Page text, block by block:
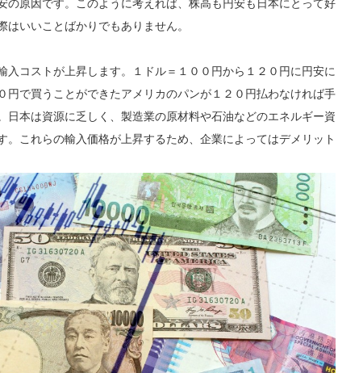
の原因です。このように考えれば、株高も円安も日本にとって好
いいことばかりでもありません。
入コストが上昇します。１ドル＝１００円から１２０円に円安に
円で買うことができたアメリカのパンが１２０円払わなければ手
日本は資源に乏しく、製造業の原材料や石油などのエネルギー資
。これらの輸入価格が上昇するため、企業によってはデメリット